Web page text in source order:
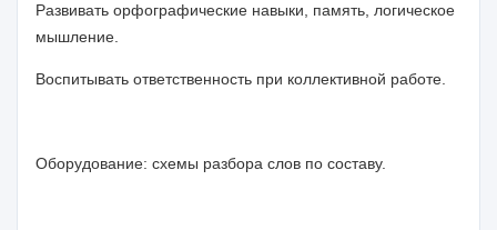
Развивать орфографические навыки, память, логическое
мышление.
Воспитывать ответственность при коллективной работе.
Оборудование: схемы разбора слов по составу.